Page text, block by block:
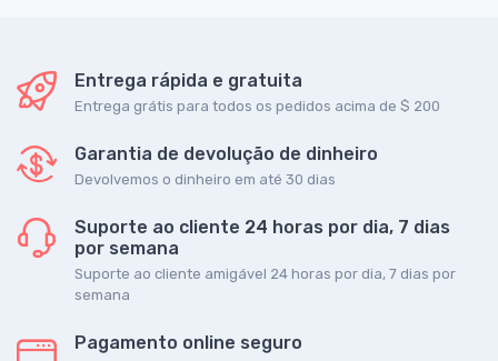
Entrega rápida e gratuita
Entrega grátis para todos os pedidos acima de $ 200
Garantia de devolução de dinheiro
Devolvemos o dinheiro em até 30 dias
Suporte ao cliente 24 horas por dia, 7 dias
por semana
Suporte ao cliente amigável 24 horas por dia, 7 dias por
semana
Pagamento online seguro